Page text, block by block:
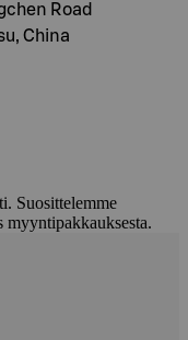
Road
China
Suosittelemme
myyntipakkauksesta.